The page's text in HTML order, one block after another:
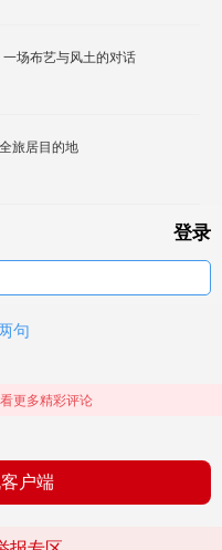
场布艺与风土的对话
旅居目的地
登录
句
更多精彩评论
户端